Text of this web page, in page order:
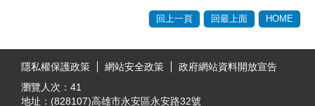
回上一頁 回最上面 HOME
隱私權保護政策
網站安全政策
政府網站資料開放宣告
瀏覽人次： 41
地址：(828107)高雄市永安區永安路32號